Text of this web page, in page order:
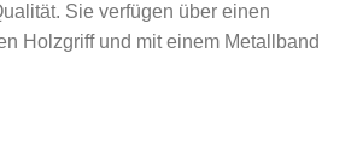
Sie verfügen über einen
Holzgriff und mit einem Metallband